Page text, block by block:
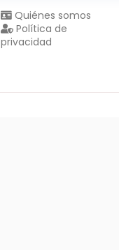
Quiénes somos
Política de
privacidad